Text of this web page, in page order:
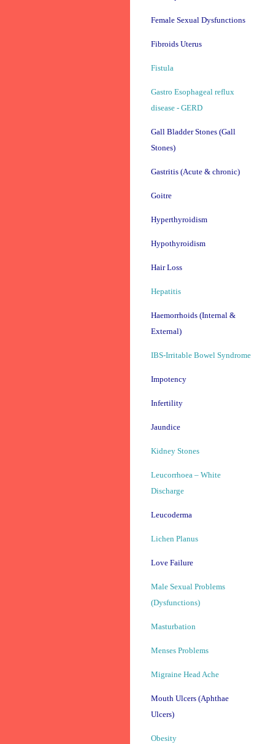
Female Sexual Dysfunctions
Fibroids Uterus
Fistula
Gastro Esophageal reflux
disease - GERD
Gall Bladder Stones (Gall
Stones)
Gastritis (Acute & chronic)
Goitre
Hyperthyroidism
Hypothyroidism
Hair Loss
Hepatitis
Haemorrhoids (Internal &
External)
IBS-Irritable Bowel Syndrome
Impotency
Infertility
Jaundice
Kidney Stones
Leucorrhoea – White
Discharge
Leucoderma
Lichen Planus
Love Failure
Male Sexual Problems
(Dysfunctions)
Masturbation
Menses Problems
Migraine Head Ache
Mouth Ulcers (Aphthae
Ulcers)
Obesity